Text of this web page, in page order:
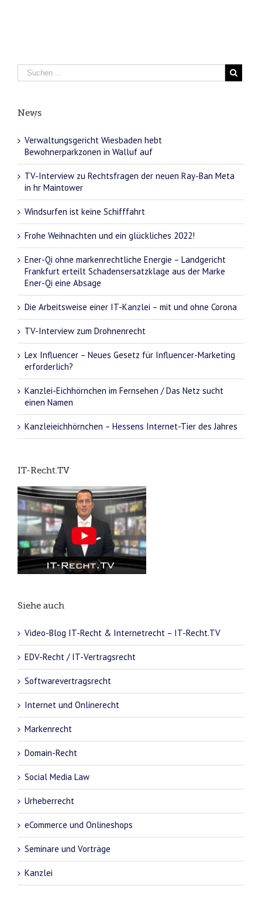
News
Verwaltungsgericht Wiesbaden hebt
Bewohnerparkzonen in Walluf auf
TV-Interview zu Rechtsfragen der neuen Ray-Ban Meta
in hr Maintower
Windsurfen ist keine Schifffahrt
Frohe Weihnachten und ein glückliches 2022!
Ener-Qi ohne markenrechtliche Energie – Landgericht
Frankfurt erteilt Schadensersatzklage aus der Marke
Ener-Qi eine Absage
Die Arbeitsweise einer IT-Kanzlei – mit und ohne Corona
TV-Interview zum Drohnenrecht
Lex Influencer – Neues Gesetz für Influencer-Marketing
erforderlich?
Kanzlei-Eichhörnchen im Fernsehen / Das Netz sucht
einen Namen
Kanzleieichhörnchen – Hessens Internet-Tier des Jahres
IT-Recht.TV
Siehe auch
Video-Blog IT-Recht & Internetrecht – IT-Recht.TV
EDV-Recht / IT-Vertragsrecht
Softwarevertragsrecht
Internet und Onlinerecht
Markenrecht
Domain-Recht
Social Media Law
Urheberrecht
eCommerce und Onlineshops
Seminare und Vorträge
Kanzlei